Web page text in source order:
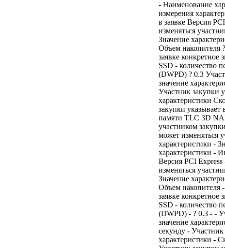
- Наименование
измерения
в заявке Версия
изменяться
Значение
Объем накопителя
заявке конкретное
SSD - количество
(DWPD) ? 0.3
значение
Участник закупки
характеристики
закупки указывает
памяти TLC 3D
участником
может изменяться
характеристики -
характеристики -
Версия PCI
изменяться
Значение
Объем накопителя
заявке конкретное
SSD - количество
(DWPD) - ? 0.3 - -
значение
секунду - Участник
характеристики -